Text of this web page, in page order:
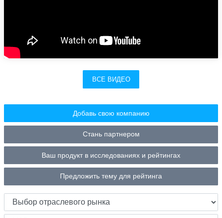
ВСЕ ВИДЕО
Добавь свою компанию
Стань партнером
Ваш продукт в исследованиях и рейтингах
Предложить тему для рейтинга